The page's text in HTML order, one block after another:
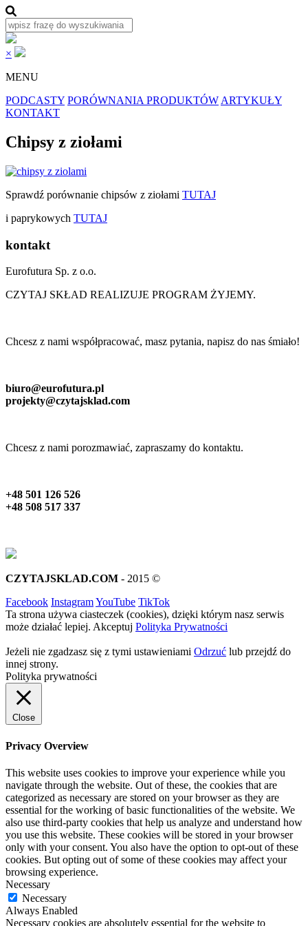
×
MENU
PODCASTY PORÓWNANIA PRODUKTÓW ARTYKUŁY
KONTAKT
Chipsy z ziołami
Sprawdź porównanie chipsów z ziołami TUTAJ
i paprykowych TUTAJ
kontakt
Eurofutura Sp. z o.o.
CZYTAJ SKŁAD REALIZUJE PROGRAM ŻYJEMY.
Chcesz z nami współpracować, masz pytania, napisz do nas śmiało!
biuro@eurofutura.pl
projekty@czytajsklad.com
Chcesz z nami porozmawiać, zapraszamy do kontaktu.
+48 501 126 526
+48 508 517 337
CZYTAJSKLAD.COM - 2015 ©
Facebook InstagramYouTube TikTok
Ta strona używa ciasteczek (cookies), dzięki którym nasz serwis
może działać lepiej. Akceptuj Polityka Prywatności
Jeżeli nie zgadzasz się z tymi ustawieniami Odrzuć lub przejdź do
innej strony.
Polityka prywatności
Close
Privacy Overview
This website uses cookies to improve your experience while you
navigate through the website. Out of these, the cookies that are
categorized as necessary are stored on your browser as they are
essential for the working of basic functionalities of the website. We
also use third-party cookies that help us analyze and understand how
you use this website. These cookies will be stored in your browser
only with your consent. You also have the option to opt-out of these
cookies. But opting out of some of these cookies may affect your
browsing experience.
Necessary
Necessary
Always Enabled
Necessary cookies are absolutely essential for the website to